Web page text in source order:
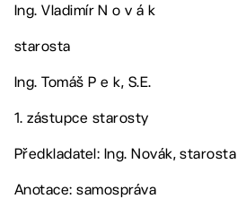
Ing. Vladimír N o v á k
starosta
Ing. Tomáš P e k, S.E.
1. zástupce starosty
Předkladatel: Ing. Novák, starosta
Anotace: samospráva